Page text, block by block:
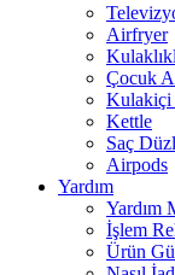
Airfryer
Çocuk
Kulakiçi
Kettle
Saç
Airpods
Yardım
Yardım
İşlem
Ürün